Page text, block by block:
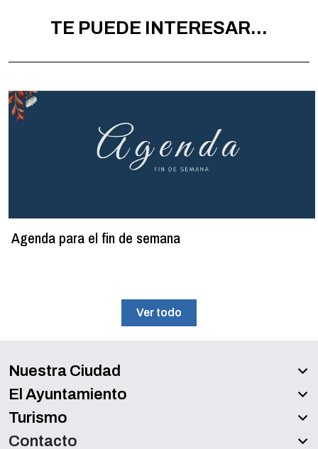
TE PUEDE INTERESAR...
Agenda para el fin de semana
Ver todo
Nuestra Ciudad
El Ayuntamiento
Turismo
Contacto